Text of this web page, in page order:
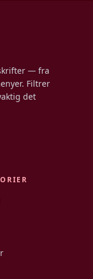
— fra
Filtrer
det